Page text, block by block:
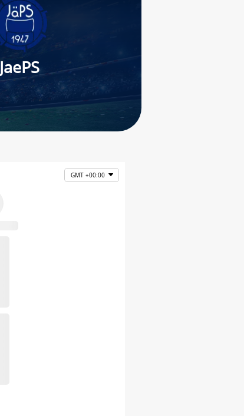
JaePS
GMT +00:00